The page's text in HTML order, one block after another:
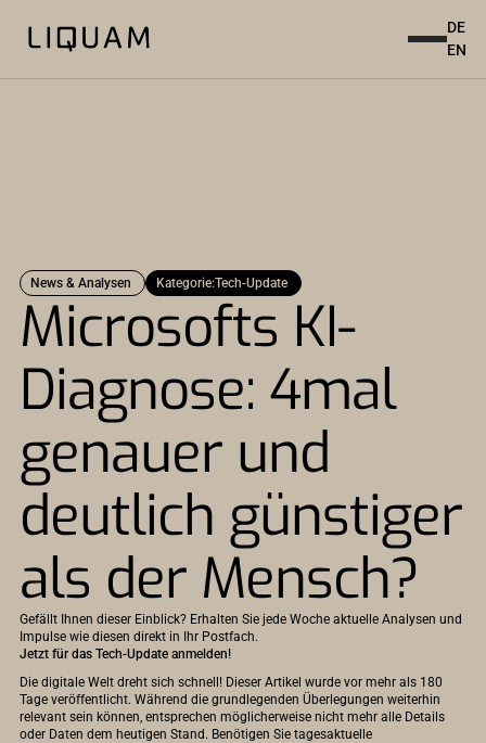
DE
EN
News & Analysen Kategorie:Tech-Update
Microsofts KI-
Diagnose: 4mal
genauer und
deutlich günstiger
als der Mensch?
Gefällt Ihnen dieser Einblick? Erhalten Sie jede Woche aktuelle Analysen und
Impulse wie diesen direkt in Ihr Postfach.
Jetzt für das Tech-Update anmelden!
Die digitale Welt dreht sich schnell! Dieser Artikel wurde vor mehr als 180
Tage veröffentlicht. Während die grundlegenden Überlegungen weiterhin
relevant sein können, entsprechen möglicherweise nicht mehr alle Details
oder Daten dem heutigen Stand. Benötigen Sie tagesaktuelle